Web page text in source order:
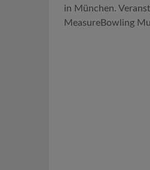
in München.
MeasureBowling